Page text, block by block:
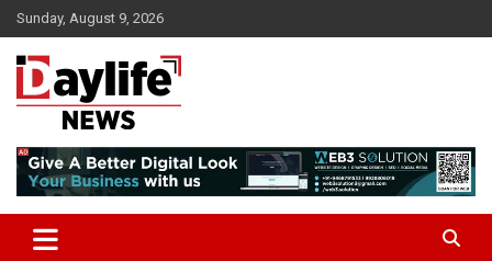
Skip
to
content
Sunday, August 9, 2026
daylifenews